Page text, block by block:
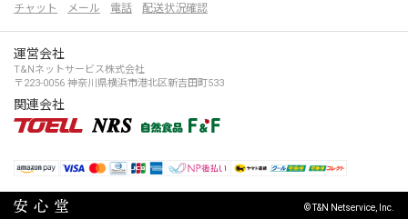
チャット メール 電話 配送状況確認
運営会社
T&Nネットサービス株式会社
〒223-0056 神奈川県横浜市港北区新吉田町533
関連会社
© T&N Netservice, Inc.